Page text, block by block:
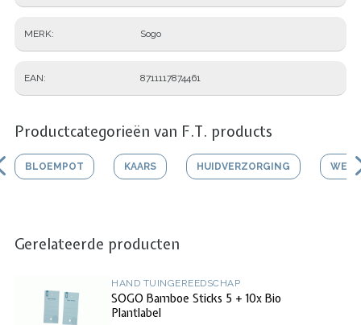
MERK Sogo
EAN 8711117874461
Productcategorieën van F.T. products
BLOEMPOT KAARS HUIDVERZORGING
Gerelateerde producten
HAND TUINGEREEDSCHAP
SOGO Bamboe Sticks 5 + 10x Bio
Plantlabel